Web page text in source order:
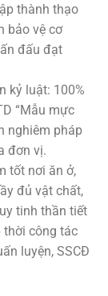
thành thạo
bảo vệ cơ
đấu đạt
kỷ luật: 100%
“Mẫu mực
nghiêm pháp
đơn vị.
tốt nơi ăn ở,
đủ vật chất,
tinh thần tiết
thời công tác
luyện, SSCĐ